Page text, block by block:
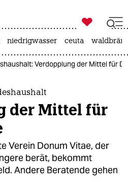
ich
ich

taz zahl ich
niedrigwasser ceuta
Verdopplung der Mittel für
der Mittel für
Verein Donum Vitae, der
berät, bekommt
Andere Beratende gehen